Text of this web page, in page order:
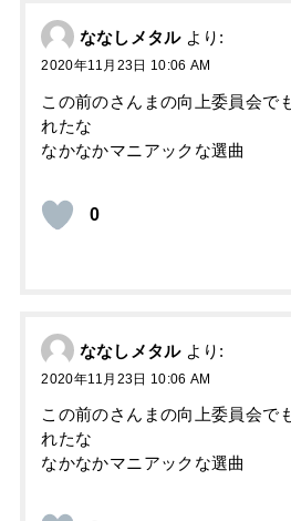
ななしメタル より:
2020年11月23日 10:06 AM
この前のさんまの向上委員会で
れたな
なかなかマニアックな選曲
0
ななしメタル より:
2020年11月23日 10:06 AM
この前のさんまの向上委員会で
れたな
なかなかマニアックな選曲